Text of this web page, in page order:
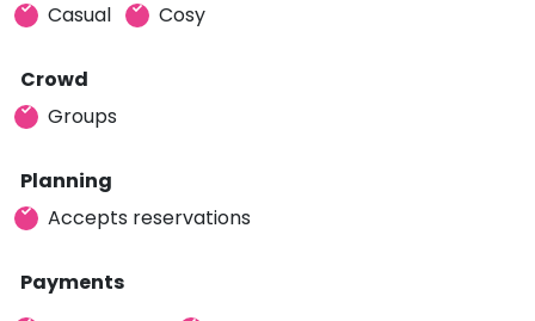
Casual
Cosy
Crowd
Groups
Planning
Accepts reservations
Payments